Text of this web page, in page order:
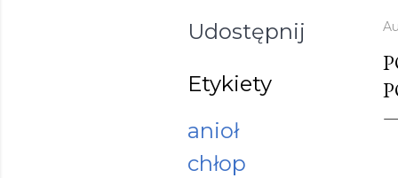
Udostępnij
Etykiety
anioł
chłop